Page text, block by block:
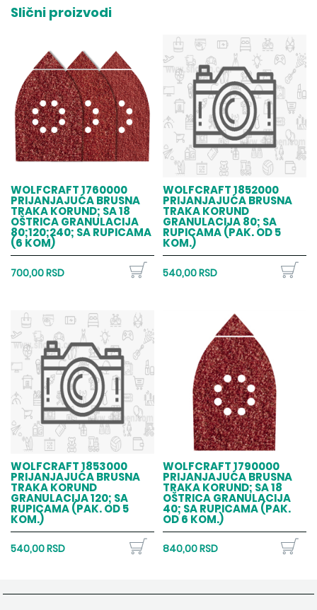
Slični proizvodi
WOLFCRAFT 1760000
PRIJANJAJUĆA BRUSNA
TRAKA KORUND; SA 18
OŠTRICA GRANULACIJA
80;120;240; SA RUPICAMA
(6 KOM)
700,00 RSD
WOLFCRAFT 1852000
PRIJANJAJUĆA BRUSNA
TRAKA KORUND
GRANULACIJA 80; SA
RUPICAMA (PAK. OD 5
KOM.)
540,00 RSD
WOLFCRAFT 1853000
PRIJANJAJUĆA BRUSNA
TRAKA KORUND
GRANULACIJA 120; SA
RUPICAMA (PAK. OD 5
KOM.)
540,00 RSD
WOLFCRAFT 1790000
PRIJANJAJUĆA BRUSNA
TRAKA KORUND; SA 18
OŠTRICA GRANULACIJA
40; SA RUPICAMA (PAK.
OD 6 KOM.)
840,00 RSD